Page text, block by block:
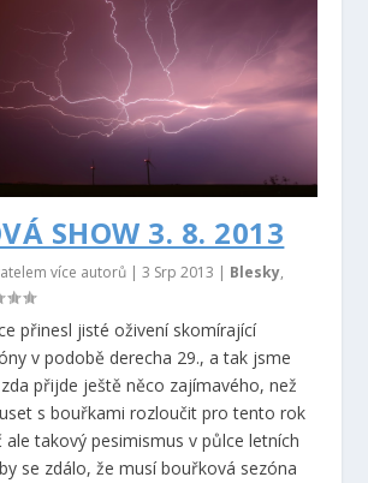
SHOW 3. 8. 2013
více autorů |3 Srp 2013 | Blesky,
přinesl jisté oživení skomírající
v podobě derecha 29., a tak jsme
přijde ještě něco zajímavého, než
s bouřkami rozloučit pro tento rok
ale takový pesimismus v půlce letních
se zdálo, že musí bouřková sezóna